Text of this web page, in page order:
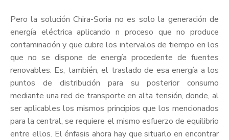
Pero la solución Chira-Soria no es solo la generación de
energía eléctrica aplicando n proceso que no produce
contaminación y que cubre los intervalos de tiempo en los
que no se dispone de energía procedente de fuentes
renovables. Es, también, el traslado de esa energía a los
puntos de distribución para su posterior consumo
mediante una red de transporte en alta tensión, donde, al
ser aplicables los mismos principios que los mencionados
para la central, se requiere el mismo esfuerzo de equilibrio
entre ellos. El énfasis ahora hay que situarlo en encontrar